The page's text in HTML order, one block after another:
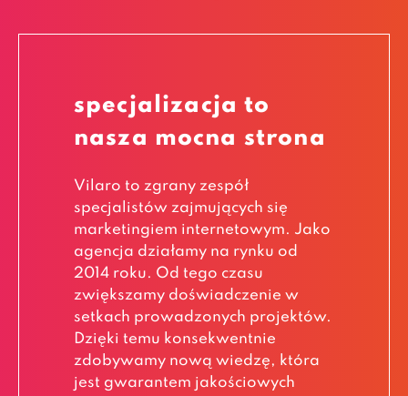
specjalizacja to
nasza mocna strona
Vilaro to zgrany zespół
specjalistów zajmujących się
marketingiem internetowym. Jako
agencja działamy na rynku od
2014 roku. Od tego czasu
zwiększamy doświadczenie w
setkach prowadzonych projektów.
Dzięki temu konsekwentnie
zdobywamy nową wiedzę, która
jest gwarantem jakościowych